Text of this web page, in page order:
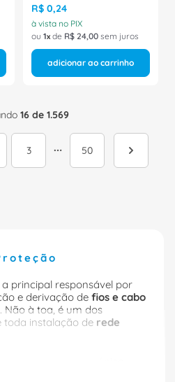
R$ 0,24
à vista no PIX
ou 1 de R$ 24,00 sem juros
adicionar ao carrinho
16 de 1.569
3 50
a principal responsável por
e derivação de fios e cabo
Não à toa, é um dos
toda instalação de rede